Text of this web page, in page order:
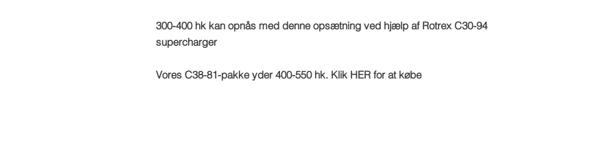
300-400 hk kan opnås med denne opsætning ved hjælp af Rotrex C30-94
supercharger
Vores C38-81-pakke yder 400-550 hk. Klik HER for at købe